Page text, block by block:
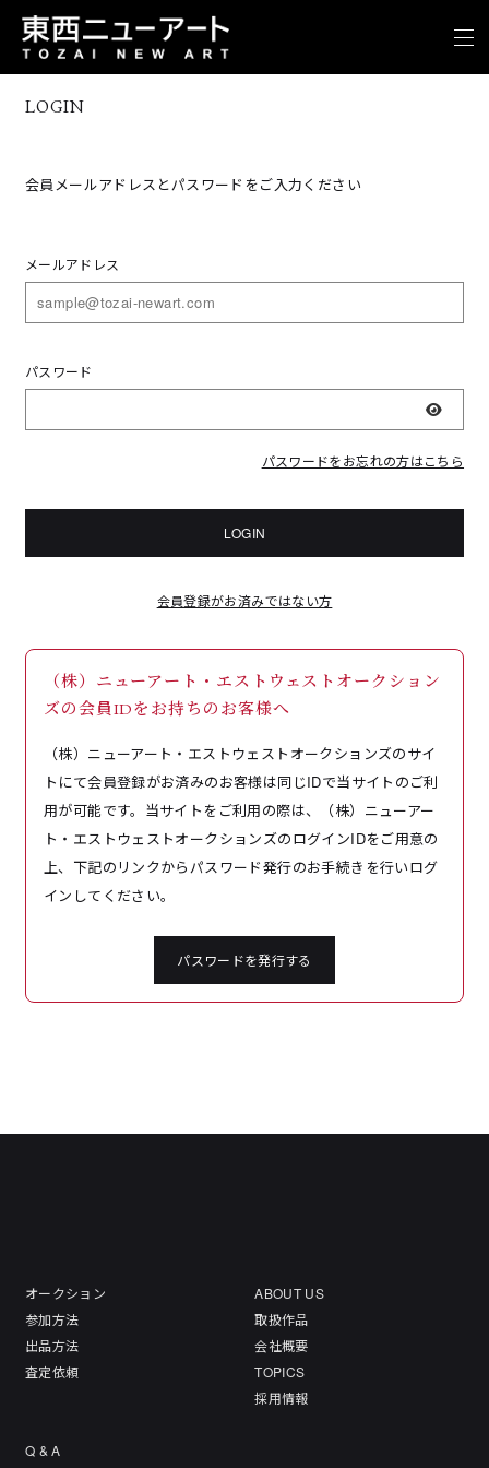
LOGIN
会員メールアドレスとパスワードをご入力ください
メールアドレス
パスワード
表示
パスワードをお忘れの方はこちら
LOGIN
会員登録がお済みではない方
（株）ニューアート・エストウェストオークション
ズの会員IDをお持ちのお客様へ
（株）ニューアート・エストウェストオークションズのサイ
トにて会員登録がお済みのお客様は同じIDで当サイトのご利
用が可能です。当サイトをご利用の際は、（株）ニューアー
ト・エストウェストオークションズのログインIDをご用意の
上、下記のリンクからパスワード発行のお手続きを行いログ
インしてください。
パスワードを発行する
オークション
参加方法
出品方法
査定依頼
ABOUT US
取扱作品
会社概要
TOPICS
採用情報
Q & A